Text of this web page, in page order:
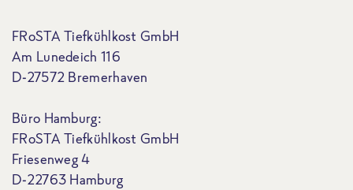
FRoSTA Tiefkühlkost GmbH
Am Lunedeich 116
D-27572 Bremerhaven
Büro Hamburg:
FRoSTA Tiefkühlkost GmbH
Friesenweg 4
D-22763 Hamburg